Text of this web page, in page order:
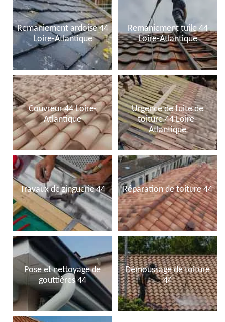
Remaniement ardoise 44
Loire-Atlantique
Remaniement tuile 44
Loire-Atlantique
Couvreur 44 Loire-
Atlantique
Urgence de fuite de
toiture 44 Loire-
Atlantique
Travaux de zinguerie 44 Réparation de toiture 44
Pose et nettoyage de
gouttières 44
Démoussage de toiture
44